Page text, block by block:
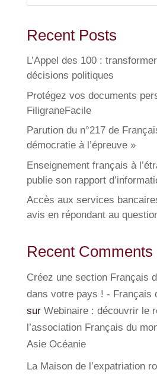
Recent Posts
L’Appel des 100 :
décisions politiques
Protégez vos documents
FiligraneFacile
Parution du n°217 de
démocratie à l’épreuve »
Enseignement français à
publie son rapport
Accès aux services
avis en répondant au
Recent Comments
Créez une section Français
dans votre pays ! - Français
sur Webinaire : découvrir le
l’association Français du
Asie Océanie
La Maison de l’expatriation